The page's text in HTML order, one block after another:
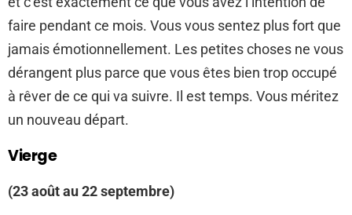
faire pendant ce mois. Vous vous sentez plus fort que
jamais émotionnellement. Les petites choses ne vous
dérangent plus parce que vous êtes bien trop occupé
à rêver de ce qui va suivre. Il est temps. Vous méritez
un nouveau départ.
Vierge
(23 août au 22 septembre)